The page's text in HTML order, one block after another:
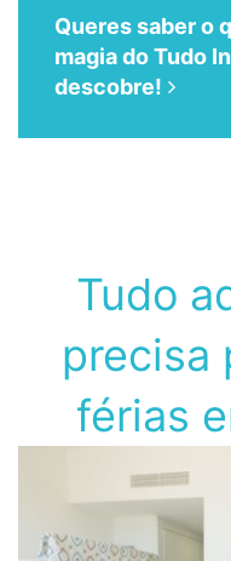
Queres saber o
magia do Tudo
descobre!
Tudo
precisa
férias